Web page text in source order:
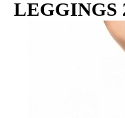
LEGGINGS